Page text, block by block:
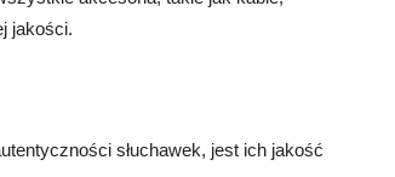
jakości.
słuchawek, jest ich jakość